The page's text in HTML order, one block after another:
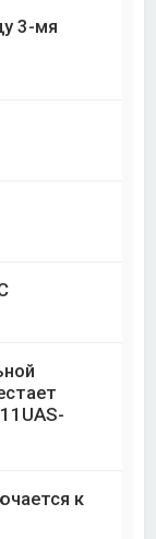
3-мя
к